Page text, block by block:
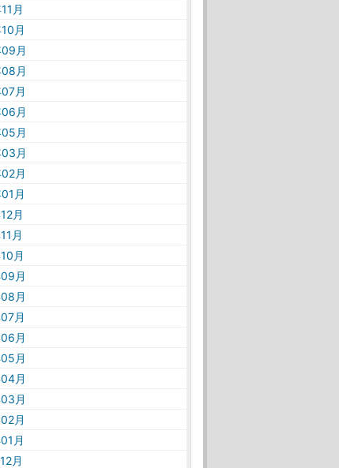
月
月
月
月
月
月
月
月
月
月
月
月
月
月
月
月
月
月
月
月
月
月
月